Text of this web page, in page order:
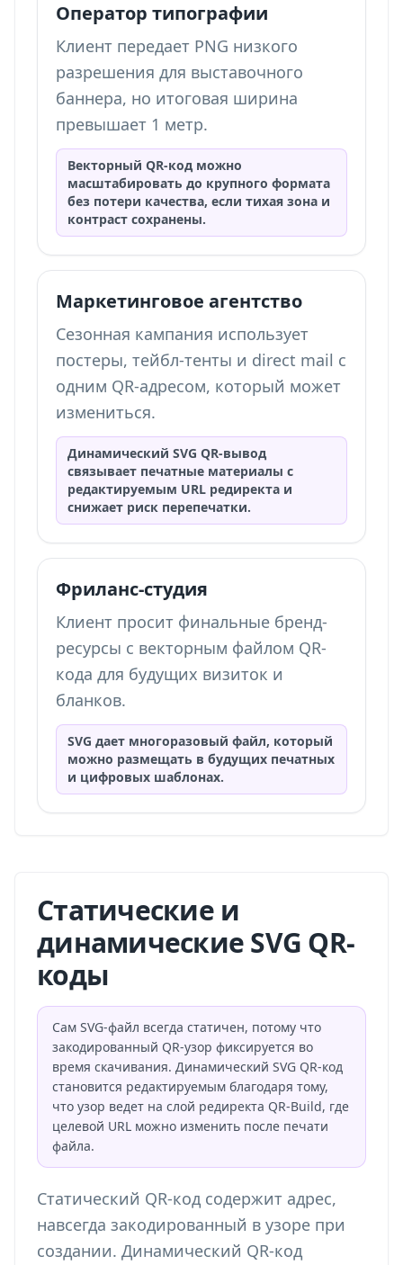
Оператор типографии
Клиент передает PNG низкого
разрешения для выставочного
баннера, но итоговая ширина
превышает 1 метр.
Векторный QR-код можно
масштабировать до крупного формата
без потери качества, если тихая зона и
контраст сохранены.
Маркетинговое агентство
Сезонная кампания использует
постеры, тейбл-тенты и direct mail с
одним QR-адресом, который может
измениться.
Динамический SVG QR-вывод
связывает печатные материалы с
редактируемым URL редиректа и
снижает риск перепечатки.
Фриланс-студия
Клиент просит финальные бренд-
ресурсы с векторным файлом QR-
кода для будущих визиток и
бланков.
SVG дает многоразовый файл, который
можно размещать в будущих печатных
и цифровых шаблонах.
Статические и
динамические SVG QR-
коды
Сам SVG-файл всегда статичен, потому что
закодированный QR-узор фиксируется во
время скачивания. Динамический SVG QR-код
становится редактируемым благодаря тому,
что узор ведет на слой редиректа QR-Build, где
целевой URL можно изменить после печати
файла.
Статический QR-код содержит адрес,
навсегда закодированный в узоре при
создании. Динамический QR-код